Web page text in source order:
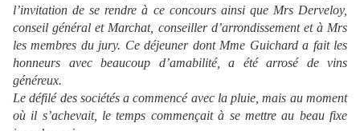
l’invitation de se rendre à ce concours ainsi que Mrs Derveloy,
conseil général et Marchat, conseiller d’arrondissement et à Mrs
les membres du jury. Ce déjeuner dont Mme Guicharda fait les
honneurs avec beaucoup d’amabilité, a été arrosé de vins
généreux.
Le défilé des sociétés a commencé avec la pluie, mais au moment
où il s’achevait, le temps commençait à se mettre au beau fixe